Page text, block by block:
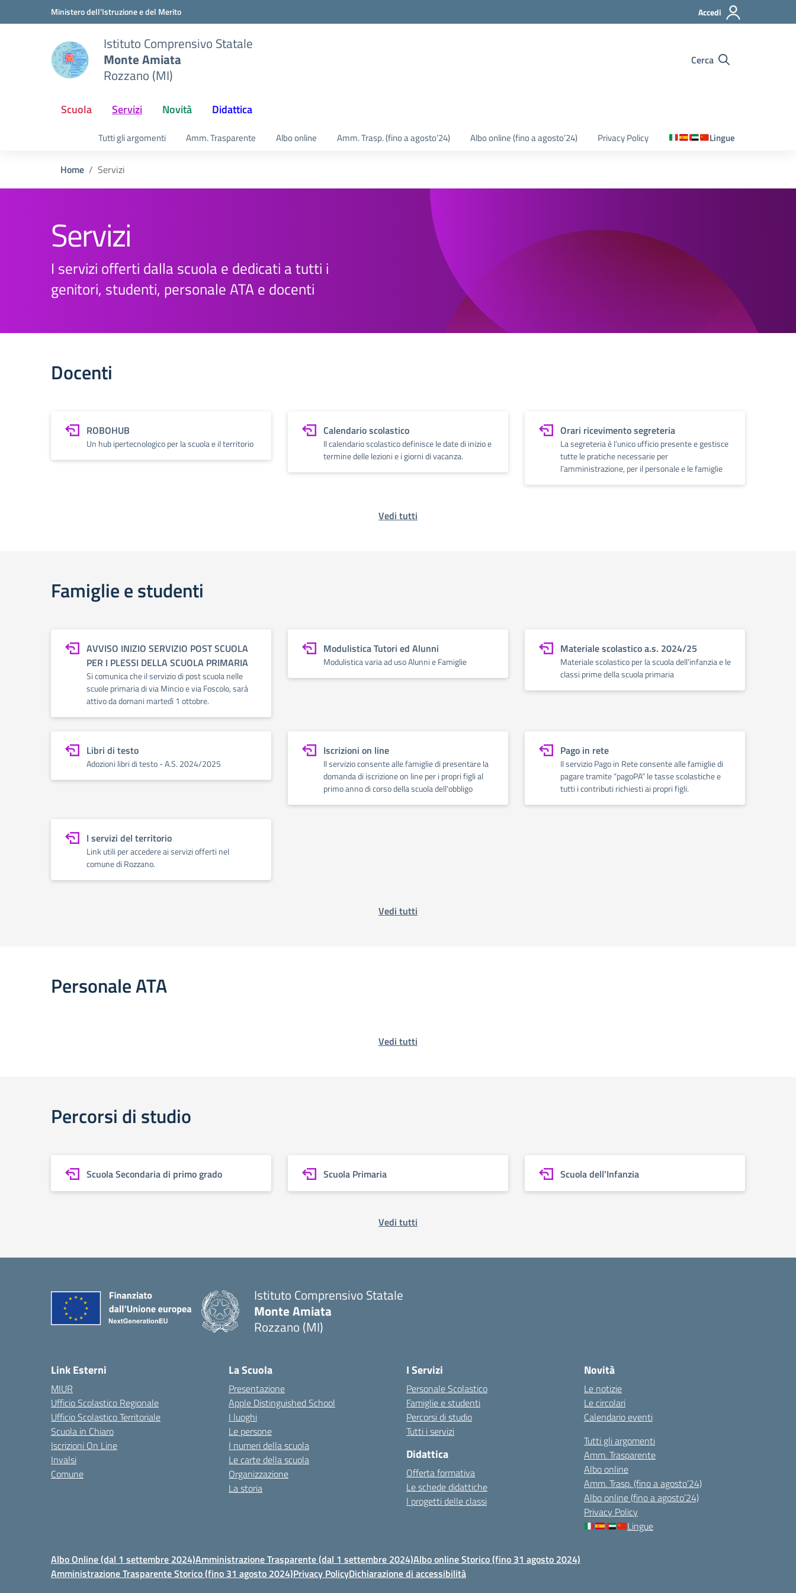
Vai ai contenuti
Vai al menu di navigazioneMinistero dell'Istruzione e del Merito Accedi
Istituto Comprensivo Statale
Monte Amiata
Rozzano (MI)
Cerca
Scuola Servizi Novità Didattica
Tutti gli argomenti Amm. Trasparente Albo online Amm. Trasp. (fino a agosto’24) Albo online (fino a agosto’24) Privacy Policy Lingue
Home Servizi
Servizi
I servizi offerti dalla scuola e dedicati a tutti i
genitori, studenti, personale ATA e docenti
Docenti
ROBOHUB
Un hub ipertecnologico per la scuola e il territorio
Calendario scolastico
Il calendario scolastico definisce le date di inizio e
termine delle lezioni e i giorni di vacanza.
Orari ricevimento segreteria
La segreteria è l’unico ufficio presente e gestisce
tutte le pratiche necessarie per
l’amministrazione, per il personale e le famiglie
Vedi tutti
Famiglie e studenti
AVVISO INIZIO SERVIZIO POST SCUOLA
PER I PLESSI DELLA SCUOLA PRIMARIA
Si comunica che il servizio di post scuola nelle
scuole primaria di via Mincio e via Foscolo, sarà
attivo da domani martedì 1 ottobre.
Modulistica Tutori ed Alunni
Modulistica varia ad uso Alunni e Famiglie
Materiale scolastico a.s. 2024/25
Materiale scolastico per la scuola dell'infanzia e le
classi prime della scuola primaria
Libri di testo
Adozioni libri di testo - A.S. 2024/2025
Iscrizioni on line
Il servizio consente alle famiglie di presentare la
domanda di iscrizione on line per i propri figli al
primo anno di corso della scuola dell'obbligo
Pago in rete
Il servizio Pago in Rete consente alle famiglie di
pagare tramite “pagoPA” le tasse scolastiche e
tutti i contributi richiesti ai propri figli.
I servizi del territorio
Link utili per accedere ai servizi offerti nel
comune di Rozzano.
Vedi tutti
Personale ATA
Vedi tutti
Percorsi di studio
Scuola Secondaria di primo grado Scuola Primaria Scuola dell'Infanzia
Vedi tutti
Istituto Comprensivo Statale
Monte Amiata
Rozzano (MI)
Link Esterni
MIUR
Ufficio Scolastico Regionale
Ufficio Scolastico Territoriale
Scuola in Chiaro
Iscrizioni On Line
Invalsi
Comune
La Scuola
Presentazione
Apple Distinguished School
I luoghi
Le persone
I numeri della scuola
Le carte della scuola
Organizzazione
La storia
I Servizi
Personale Scolastico
Famiglie e studenti
Percorsi di studio
Tutti i servizi
Didattica
Offerta formativa
Le schede didattiche
I progetti delle classi
Novità
Le notizie
Le circolari
Calendario eventi
Tutti gli argomenti
Amm. Trasparente
Albo online
Amm. Trasp. (fino a agosto’24)
Albo online (fino a agosto’24)
Privacy Policy
Lingue
Albo Online (dal 1 settembre 2024)Amministrazione Trasparente (dal 1 settembre 2024)Albo online Storico (fino 31 agosto 2024)
Amministrazione Trasparente Storico (fino 31 agosto 2024)Privacy PolicyDichiarazione di accessibilità